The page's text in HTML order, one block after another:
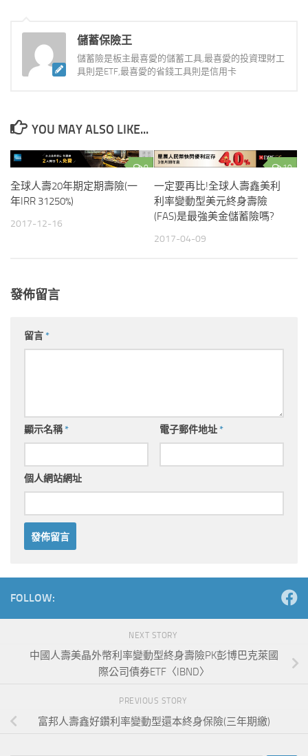
儲蓄保險王
儲蓄險是板主最喜愛的儲蓄工具,最喜愛的投資理財工
具則是ETF,最喜愛的省錢工具則是信用卡
YOU MAY ALSO LIKE...
0
全球人壽20年期定期壽險(一
年IRR 31250%)
2017-12-16
10
一定要再比!全球人壽鑫美利
利率變動型美元終身壽險
(FAS)是最強美金儲蓄險嗎?
2017-04-09
發佈留言
留言*
顯示名稱* 電子郵件地址*
個人網站網址
FOLLOW:
NEXT STORY
中國人壽美晶外幣利率變動型終身壽險PK彭博巴克萊國
際公司債券ETF〈IBND〉
PREVIOUS STORY
富邦人壽鑫好鑽利率變動型還本終身保險(三年期繳)